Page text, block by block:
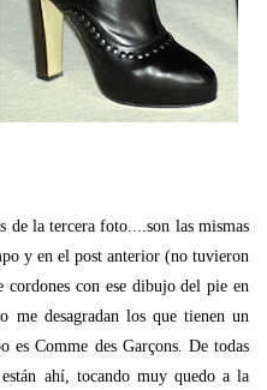
de la tercera foto....son las mismas
y en el post anterior (no tuvieron
cordones con ese dibujo del pie en
me desagradan los que tienen un
Comme des Garçons. De todas
ahí, tocando muy quedo a la